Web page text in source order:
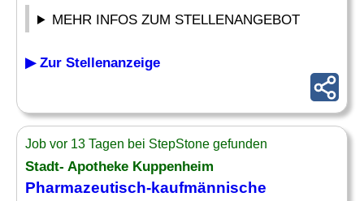
MEHR INFOS ZUM STELLENANGEBOT
▶ Zur Stellenanzeige
Job vor 13 Tagen bei StepStone gefunden
Stadt- Apotheke Kuppenheim
Pharmazeutisch-kaufmännische